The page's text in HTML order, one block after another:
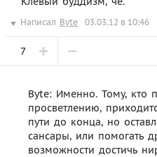
Написал Byte 03.03.12 в 10:46
7
Byte: Именно. Тому, кто
просветлению,
пути до конца, но
сансары, или помогать
возможности достичь